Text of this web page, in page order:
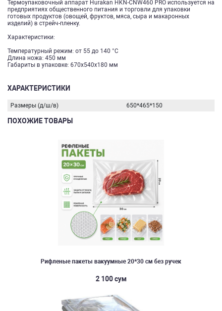
Термоупаковочный аппарат Hurakan HKN-CNW460 PRO используется на
предприятиях общественного питания и торговли для упаковки
готовых продуктов (овощей, фруктов, мяса, сыра и макаронных
изделий) в стрейч-пленку.
Характеристики:
Температурный режим: от 55 до 140 °С
Длина ножа: 450 мм
Габариты в упаковке: 670х540х180 мм
ХАРАКТЕРИСТИКИ
Размеры (д/ш/в) 650*465*150
ПОХОЖИЕ ТОВАРЫ
Рифленые пакеты вакуумные 20*30 см без ручек
2 100 сум